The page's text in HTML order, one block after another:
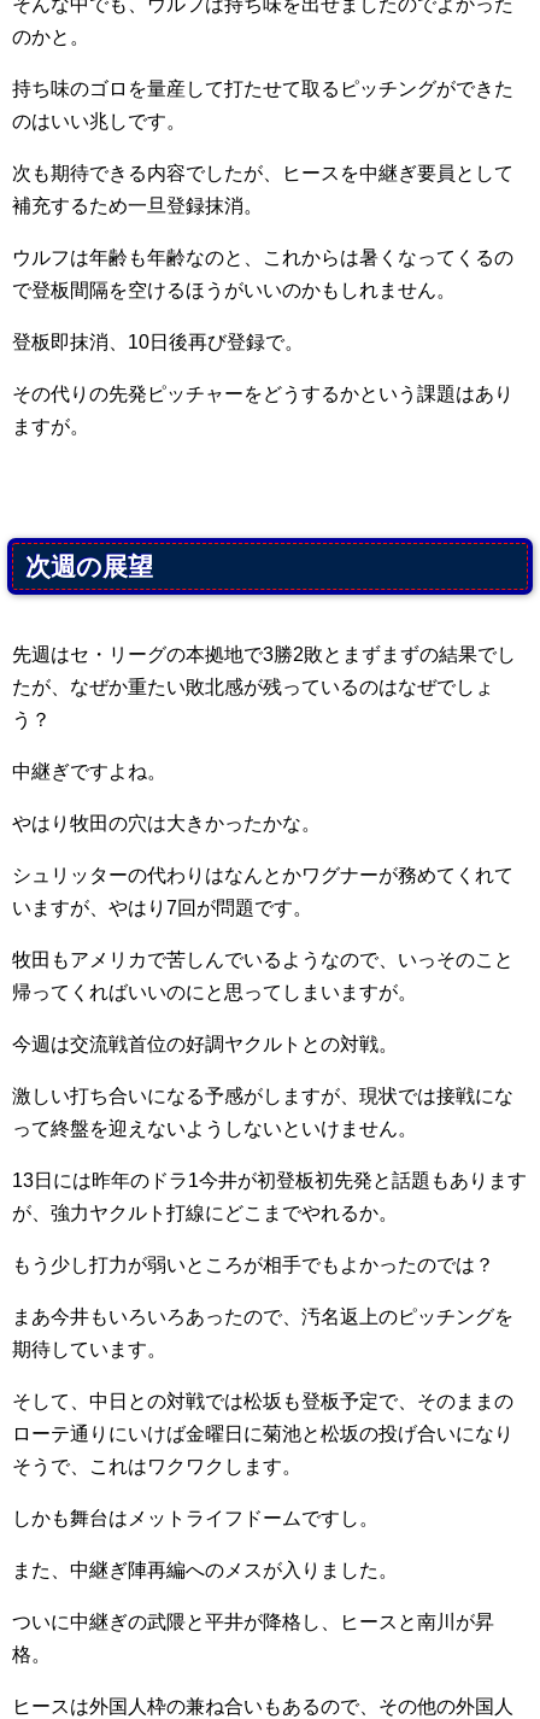
そんな中でも、ウルフは持ち味を出せましたのでよかった
のかと。
持ち味のゴロを量産して打たせて取るピッチングができた
のはいい兆しです。
次も期待できる内容でしたが、ヒースを中継ぎ要員として
補充するため一旦登録抹消。
ウルフは年齢も年齢なのと、これからは暑くなってくるの
で登板間隔を空けるほうがいいのかもしれません。
登板即抹消、10日後再び登録で。
その代りの先発ピッチャーをどうするかという課題はあり
ますが。
次週の展望
先週はセ・リーグの本拠地で3勝2敗とまずまずの結果でし
たが、なぜか重たい敗北感が残っているのはなぜでしょ
う？
中継ぎですよね。
やはり牧田の穴は大きかったかな。
シュリッターの代わりはなんとかワグナーが務めてくれて
いますが、やはり7回が問題です。
牧田もアメリカで苦しんでいるようなので、いっそのこと
帰ってくればいいのにと思ってしまいますが。
今週は交流戦首位の好調ヤクルトとの対戦。
激しい打ち合いになる予感がしますが、現状では接戦にな
って終盤を迎えないようしないといけません。
13日には昨年のドラ1今井が初登板初先発と話題もあります
が、強力ヤクルト打線にどこまでやれるか。
もう少し打力が弱いところが相手でもよかったのでは？
まあ今井もいろいろあったので、汚名返上のピッチングを
期待しています。
そして、中日との対戦では松坂も登板予定で、そのままの
ローテ通りにいけば金曜日に菊池と松坂の投げ合いになり
そうで、これはワクワクします。
しかも舞台はメットライフドームですし。
また、中継ぎ陣再編へのメスが入りました。
ついに中継ぎの武隈と平井が降格し、ヒースと南川が昇
格。
ヒースは外国人枠の兼ね合いもあるので、その他の外国人